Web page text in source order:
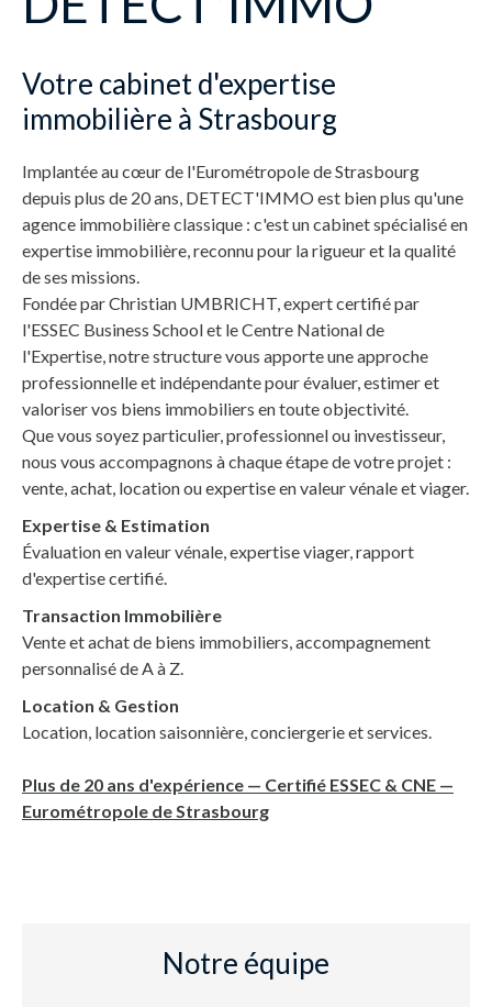
Votre cabinet d'expertise
immobilière à Strasbourg
Implantée au cœur de l'Eurométropole de Strasbourg
depuis plus de 20 ans, DETECT'IMMO est bien plus qu'une
agence immobilière classique : c'est un cabinet spécialisé en
expertise immobilière, reconnu pour la rigueur et la qualité
de ses missions.
Fondée par Christian UMBRICHT, expert certifié par
l'ESSEC Business School et le Centre National de
l'Expertise, notre structure vous apporte une approche
professionnelle et indépendante pour évaluer, estimer et
valoriser vos biens immobiliers en toute objectivité.
Que vous soyez particulier, professionnel ou investisseur,
nous vous accompagnons à chaque étape de votre projet :
vente, achat, location ou expertise en valeur vénale et viager.
Expertise & Estimation
Évaluation en valeur vénale, expertise viager, rapport
d'expertise certifié.
Transaction Immobilière
Vente et achat de biens immobiliers, accompagnement
personnalisé de A à Z.
Location & Gestion
Location, location saisonnière, conciergerie et services.
Plus de 20 ans d'expérience — Certifié ESSEC & CNE —
Eurométropole de Strasbourg
Notre équipe